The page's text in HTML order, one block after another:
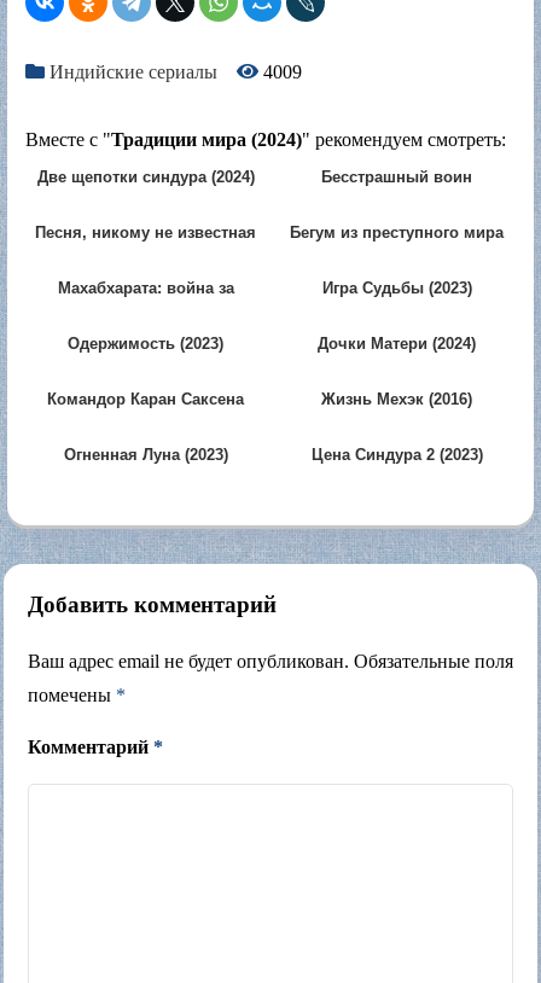
Индийские сериалы 4009
Вместе с "Традиции мира (2024)" рекомендуем смотреть:
Две щепотки синдура (2024)
Бесстрашный воин
Песня, никому не известная
Бегум из преступного мира
Махабхарата: война за
Игра Судьбы (2023)
Одержимость (2023) Дочки Матери (2024)
Командор Каран Саксена
Жизнь Мехэк (2016)
Огненная Луна (2023) Цена Синдура 2 (2023)
Добавить комментарий
Ваш адрес email не будет опубликован. Обязательные поля
помечены *
Комментарий *